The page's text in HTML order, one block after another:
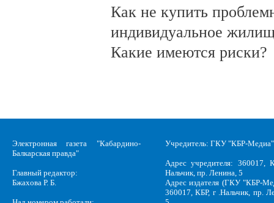
Как не купить
индивидуальное
Какие имеются риски?
Электронная газета "Кабардино-
Балкарская правда"
Главный редактор:
Бжахова Р. Б.
Учредитель: ГКУ "КБР-Медиа"
Адрес учредителя: 360017,
Нальчик, пр. Ленина, 5
Адрес издателя (ГКУ "КБР-
360017, КБР, г .Нальчик, пр.